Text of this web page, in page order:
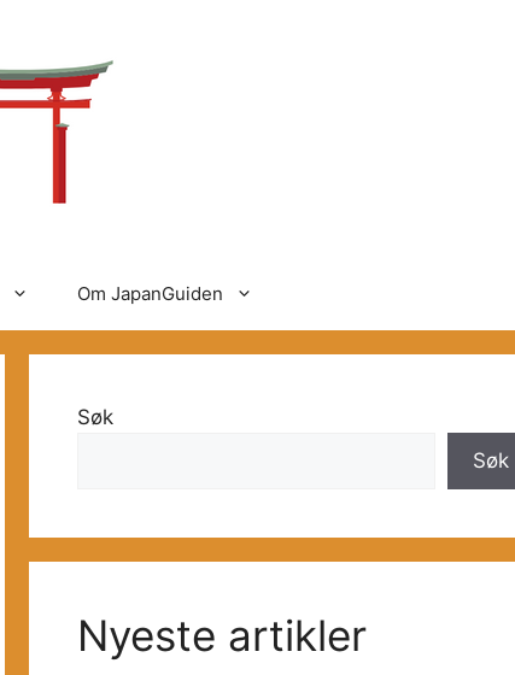
Om JapanGuiden
Søk
Søk
Nyeste artikler